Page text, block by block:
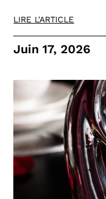
LIRE L'ARTICLE
Juin 17, 2026